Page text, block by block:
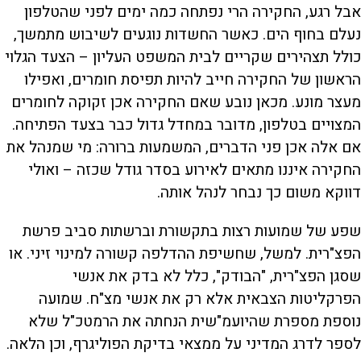
אבל רגע, החקירה הרי נפתחה כמה ימים לפני שהטלפון
נעלם בחוף הים. כאשר החשדות נוגעים לשיבוש מתמשך,
כולל תצהירים שקריים לבית המשפט העליון – הצעד הגלוי
הראשון של החקירה חייב להיות תפיסת חומרים, ואפילו
מעצר מונע. מכאן נובע שאם החקירה אכן זקוקה לחומרים
המצויים בטלפון, מדובר במחדל גדול כבר בצעד הפתיחה.
אם אלה אכן פני הדברים, המשמעות ברורה: מי שמנהל את
החקירה איננו מתאים לאירוע בסדר גודל שכזה – ואולי
דווקא משום כך נבחר לנהל אותה.
שפע של שמועות רצות בתקשורת וברשתות סביב פרשת
הפצ"רית. למשל, שחשיפת ההדלפה קשורה למינוי זיני. או
שסגן הפצ"רית, "הבודק", כלל לא בדק את אנשי
הפרקליטות הצבאית אלא רק את אנשי מצ"ח. שמועה
נוספת מספרת שהיועמ"שית הנחתה את הרמטכ"ל שלא
לספר לדרג המדיני על ממצאי בדיקת הפוליגרף, וכן הלאה.